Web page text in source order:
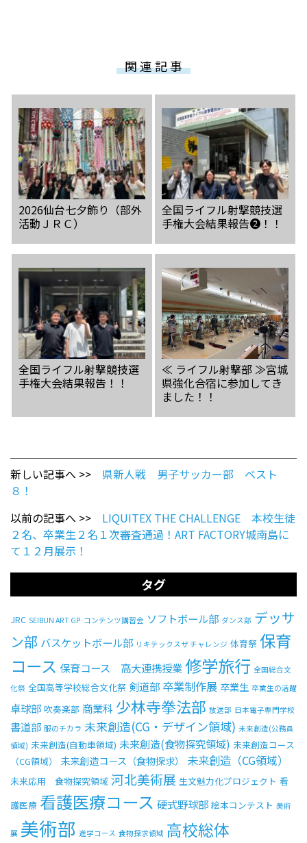
関 連 記 事
2026仙台七夕飾り（部外
活動ＪＲＣ）
全国ライフル射撃競技選
手権大会結果報告❷！！
全国ライフル射撃競技選
手権大会結果報告！！
≪ ライフル射撃部 ≫宮城
県強化合宿に参加してき
ました！！
新しい記事へ >> 県新人戦 男子サッカー部 ベスト
８！
以前の記事へ >> LIQUITEX THE CHALLENGE 本校生徒
２名、卒業生２名１次審査通過！ART FACTORY城南島に
て１２月展示！
タグ
JRC SEIBUN ART GP コンテンツ講習会 ソフトボール部 ダンス部 デッサ
ン部 バスケットボール部 リキテックスザ チャレンジ 体育祭 保育
コース 保育コース 高大連携授業 修学旅行 全国総合文
化祭 全国高等学校総合文化祭 剣道部 卒業制作展 卒業生 卒業生の活躍
卓球部 吹奏楽部 商業科 少林寺拳法部 放送部 日本電子専門学校
書道部 服のチカラ 未来創造(CG・デザイン領域) 未来創造(公務員
領域) 未来創造(自動車領域) 未来創造(食物探究領域) 未来創造コース
（CG領域）
未来創造コース（食物探求） 未来創造（CG領域）
未来応用 食物探究領域 河北美術展 生文魅力化プロジェクト 看
護医療 看護医療コース 硬式野球部 絵本コンテスト 美術
展 美術部 進学コース 食物探求領域 高校総体